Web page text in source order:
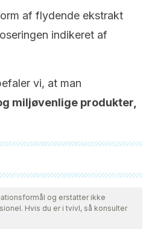
af flydende ekstrakt
indikeret af
vi, at man
miljøvenlige produkter,
gennemgået af vores team
aktualitet og validitet.
blev betragtet som pålidelig og af
og erstatter ikke
Hvis du er i tvivl, så konsulter